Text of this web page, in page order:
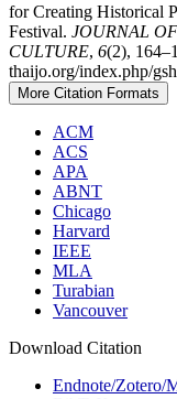
for Creating Historical
Festival. JOURNAL
CULTURE, 6(2),
thaijo.org/index.php/
More Citation Formats
ACM
ACS
APA
ABNT
Chicago
Harvard
IEEE
MLA
Turabian
Vancouver
Download Citation
Endnote/Zotero/